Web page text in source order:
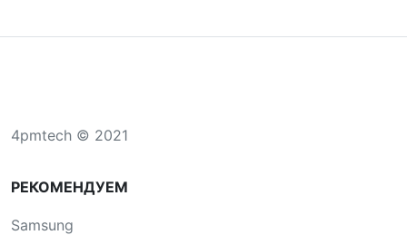
4pmtech © 2021
РЕКОМЕНДУЕМ
Samsung